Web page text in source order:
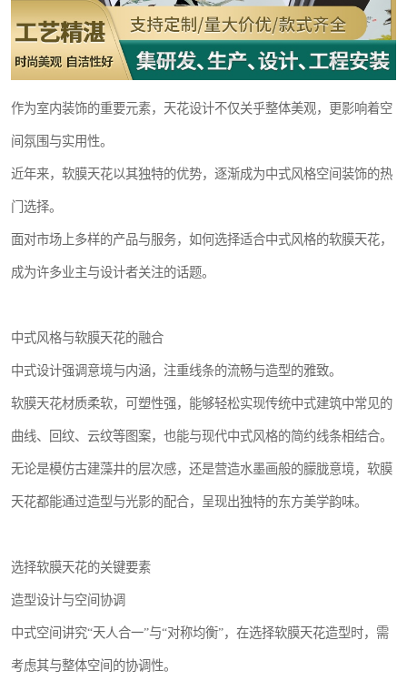
作为室内装饰的重要元素，天花设计不仅关乎整体美观，更影响着空
间氛围与实用性。
近年来，软膜天花以其独特的优势，逐渐成为中式风格空间装饰的热
门选择。
面对市场上多样的产品与服务，如何选择适合中式风格的软膜天花，
成为许多业主与设计者关注的话题。
中式风格与软膜天花的融合
中式设计强调意境与内涵，注重线条的流畅与造型的雅致。
软膜天花材质柔软，可塑性强，能够轻松实现传统中式建筑中常见的
曲线、回纹、云纹等图案，也能与现代中式风格的简约线条相结合。
无论是模仿古建藻井的层次感，还是营造水墨画般的朦胧意境，软膜
天花都能通过造型与光影的配合，呈现出独特的东方美学韵味。
选择软膜天花的关键要素
造型设计与空间协调
中式空间讲究“天人合一”与“对称均衡”，在选择软膜天花造型时，需
考虑其与整体空间的协调性。